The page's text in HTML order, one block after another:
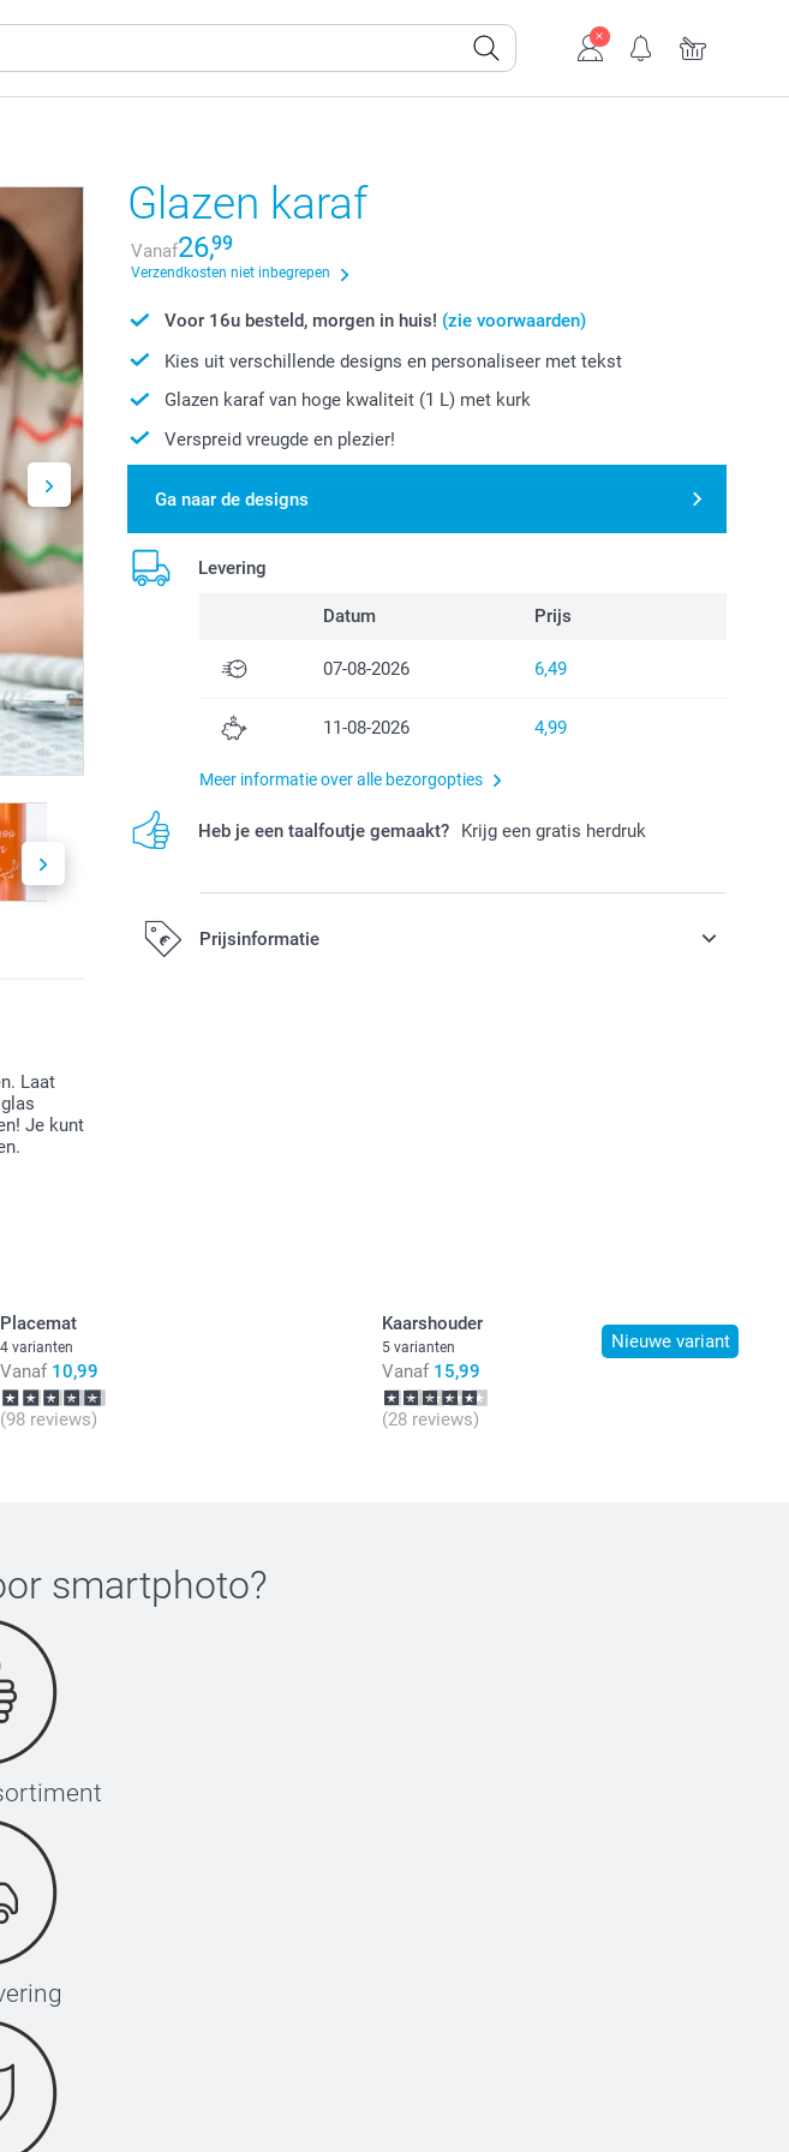
Laat
Je kunt
Glazen karaf
Vanaf26,99
Verzendkosten niet inbegrepen
Voor 16u besteld, morgen in huis! (zie voorwaarden)
Kies uit verschillende designs en personaliseer met tekst
Glazen karaf van hoge kwaliteit (1 L) met kurk
Verspreid vreugde en plezier!
Ga naar de designs
Levering
Datum Prijs
07-08-2026 6,49
11-08-2026 4,99
Meer informatie over alle bezorgopties
Heb je een taalfoutje gemaakt? Krijg een gratis herdruk
Prijsinformatie
Placemat
4 varianten
Vanaf 10,99
(98 reviews)
Nieuwe variant
Kaarshouder
5 varianten
Vanaf 15,99
(28 reviews)
smartphoto?